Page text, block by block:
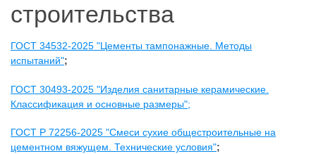
строительства
ГОСТ 34532-2025 "Цементы тампонажные. Методы
испытаний";
ГОСТ 30493-2025 "Изделия санитарные керамические.
Классификация и основные размеры";
ГОСТ Р 72256-2025 "Смеси сухие общестроительные на
цементном вяжущем. Технические условия";